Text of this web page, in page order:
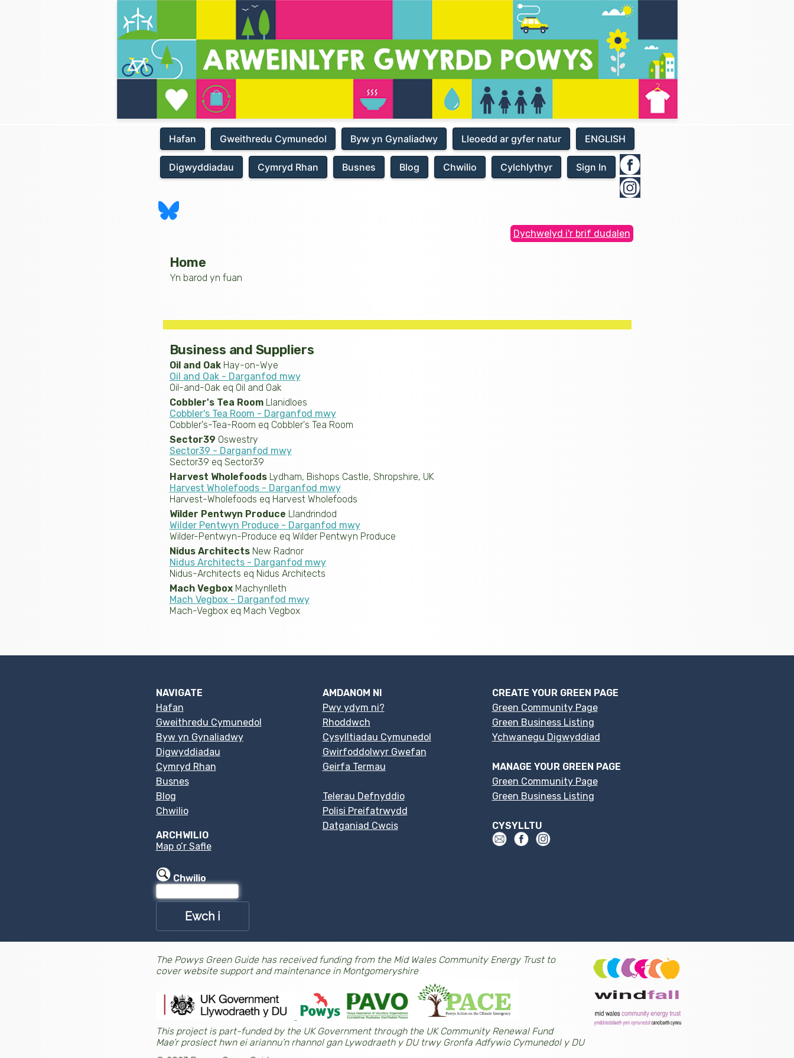
Hafan Gweithredu Cymunedol Byw yn Gynaliadwy Lleoedd ar gyfer natur ENGLISH
Digwyddiadau Cymryd Rhan Busnes Blog Chwilio Cylchlythyr Sign In
Dychwelyd i'r brif dudalen
Home
Yn barod yn fuan
Business and Suppliers
Oil and OakHay-on-Wye
Oil and Oak - Darganfod mwy
Oil-and-Oak eq Oil and Oak
Cobbler's Tea RoomLlanidloes
Cobbler's Tea Room - Darganfod mwy
Cobbler's-Tea-Room eq Cobbler's Tea Room
Sector39 Oswestry
Sector39 - Darganfod mwy
Sector39 eq Sector39
Harvest WholefoodsLydham, Bishops Castle, Shropshire, UK
Harvest Wholefoods - Darganfod mwy
Harvest-Wholefoods eq Harvest Wholefoods
Wilder Pentwyn Produce Llandrindod
Wilder Pentwyn Produce - Darganfod mwy
Wilder-Pentwyn-Produce eq Wilder Pentwyn Produce
Nidus ArchitectsNew Radnor
Nidus Architects - Darganfod mwy
Nidus-Architects eq Nidus Architects
Mach VegboxMachynlleth
Mach Vegbox - Darganfod mwy
Mach-Vegbox eq Mach Vegbox
NAVIGATE
Hafan
Gweithredu Cymunedol
Byw yn Gynaliadwy
Digwyddiadau
Cymryd Rhan
Busnes
Blog
Chwilio
ARCHWILIO
Map o’r Safle
Chwilio
AMDANOM NI
Pwy ydym ni?
Rhoddwch
Cysylltiadau Cymunedol
Gwirfoddolwyr Gwefan
Geirfa Termau
Telerau Defnyddio
Polisi Preifatrwydd
Datganiad Cwcis
CREATE YOUR GREEN PAGE
Green Community Page
Green Business Listing
Ychwanegu Digwyddiad
MANAGE YOUR GREEN PAGE
Green Community Page
Green Business Listing
CYSYLLTU
The Powys Green Guide has received funding from the Mid Wales Community Energy Trust to
cover website support and maintenance in Montgomeryshire
This project is part-funded by the UK Government through the UK Community Renewal Fund
Mae’r prosiect hwn ei ariannu’n rhannol gan Lywodraeth y DU trwy Gronfa Adfywio Cymunedol y DU